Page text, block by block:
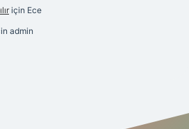
için Ece
admin
elexbet en iyi bahis sitesi